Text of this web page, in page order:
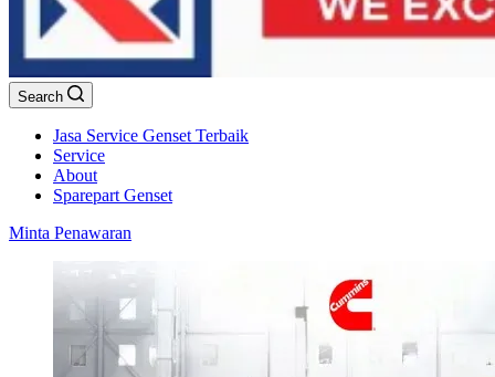
Search
Jasa Service Genset Terbaik
Service
About
Sparepart Genset
Minta Penawaran